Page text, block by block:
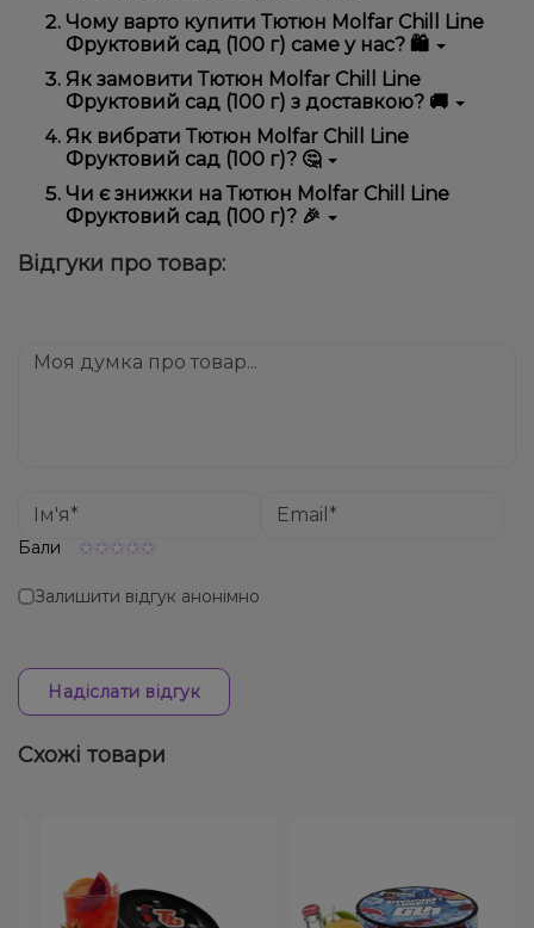
Тютюн Molfar Chill Line Фруктовий сад (100 г)
відрізняється високою якістю, зручністю
використання та надійністю.
Чому варто купити Тютюн Molfar Chill Line
Фруктовий сад (100 г) саме у нас? 🛍️
Ми пропонуємо тільки оригінальну продукцію,
широкий асортимент, вигідні ціни та швидку
доставку. Крім того, у нас регулярні акції та знижки
для клієнтів!
Як замовити Тютюн Molfar Chill Line
Фруктовий сад (100 г) з доставкою? 🚚
Оформити замовлення можна в кілька кліків:
Додайте Тютюн Molfar Chill Line Фруктовий
сад (100 г) до кошика.
Перейдіть до оформлення замовлення.
Підтвердіть замовлення – ми швидко
надішлемо його вам!
Як вибрати Тютюн Molfar Chill Line
Фруктовий сад (100 г)? 🤔
Вибір залежить від ваших уподобань – наприклад,
якщо це кальян, враховуйте розмір, матеріал та тип
чаші, якщо вейп – потужність та смак. Наші
варіант.
Чи є знижки на Тютюн Molfar Chill Line
Фруктовий сад (100 г)? 🎉
спеціальні пропозиції. Слідкуйте за оновленнями на
Відгуки про товар:
Бали
Залишити відгук анонімно
Надіслати відгук
Схожі товари